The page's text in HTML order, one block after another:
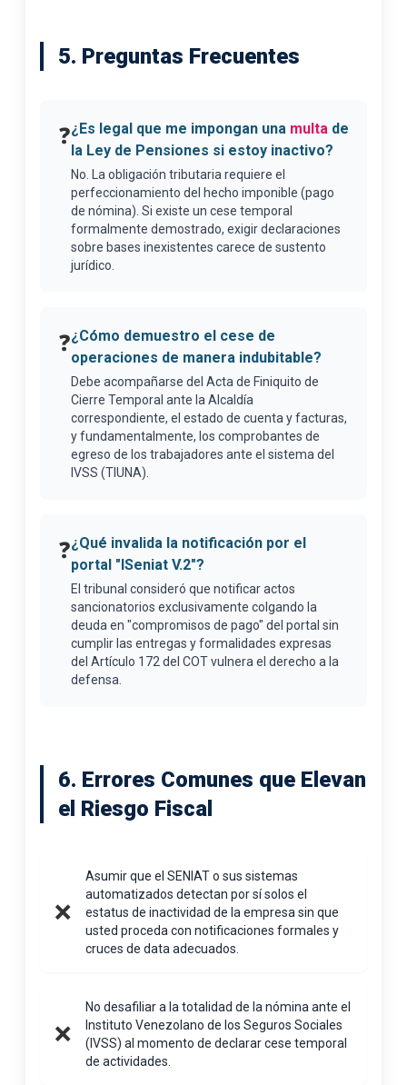
5. Preguntas Frecuentes
❓¿Es legal que me impongan una multade
la Ley de Pensiones si estoy inactivo?
No. La obligación tributaria requiere el
perfeccionamiento del hecho imponible (pago
de nómina). Si existe un cese temporal
formalmente demostrado, exigir declaraciones
sobre bases inexistentes carece de sustento
jurídico.
❓¿Cómo demuestro el cese de
operaciones de manera indubitable?
Debe acompañarse del Acta de Finiquito de
Cierre Temporal ante la Alcaldía
correspondiente, el estado de cuenta y facturas,
y fundamentalmente, los comprobantes de
egreso de los trabajadores ante el sistema del
IVSS (TIUNA).
❓¿Qué invalida la notificación por el
portal "ISeniat V.2"?
El tribunal consideró que notificar actos
sancionatorios exclusivamente colgando la
deuda en "compromisos de pago" del portal sin
cumplir las entregas y formalidades expresas
del Artículo 172 del COT vulnera el derecho a la
defensa.
6. Errores Comunes que Elevan
el Riesgo Fiscal
❌
Asumir que el SENIAT o sus sistemas
automatizados detectan por sí solos el
estatus de inactividad de la empresa sin que
usted proceda con notificaciones formales y
cruces de data adecuados.
❌
No desafiliar a la totalidad de la nómina ante el
Instituto Venezolano de los Seguros Sociales
(IVSS) al momento de declarar cese temporal
de actividades.